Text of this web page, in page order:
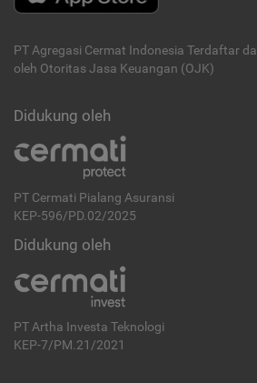
PT Agregasi Cermat Indonesia Terdaftar
oleh Otoritas Jasa Keuangan (OJK)
Didukung oleh
PT Cermati Pialang Asuransi
KEP-596/PD.02/2025
Didukung oleh
PT Artha Investa Teknologi
KEP-7/PM.21/2021